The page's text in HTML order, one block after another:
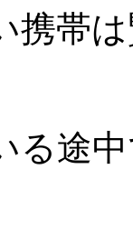
携帯
る途